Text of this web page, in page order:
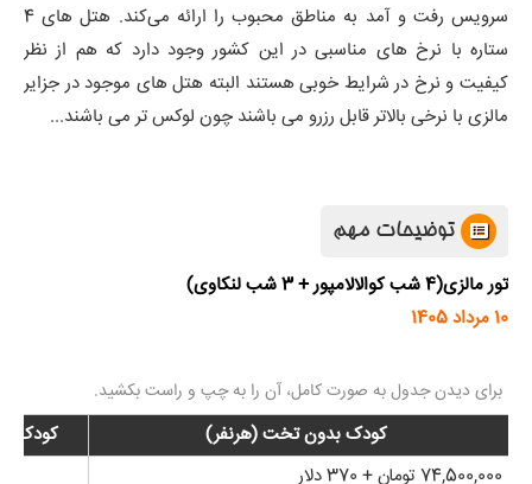
سرویس رفت و آمد به مناطق محبوب را ارائه می‌کند. هتل های 4
ستاره با نرخ های مناسبی در این کشور وجود دارد که هم از نظر
کیفیت و نرخ در شرایط خوبی هستند البته هتل های موجود در جزایر
مالزی با نرخی بالاتر قابل رزرو می باشند چون لوکس تر می باشند...
توضیحات مهم
تور مالزی(4 شب کوالالامپور + 3 شب لنکاوی)
10 مرداد 1405
کودک بدون تخت (هرنفر)
کودک
74,500,000 تومان + 370 دلار